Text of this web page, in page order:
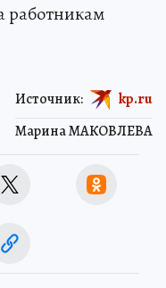
работникам
Марина МАКОВЛЕВА
Источник: kp.ru